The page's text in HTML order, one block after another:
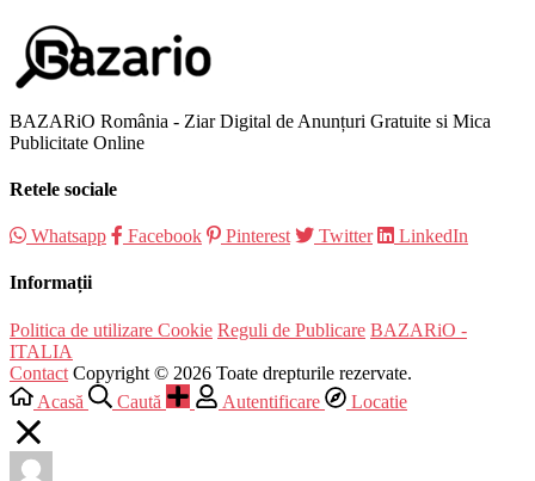
BAZARiO România - Ziar Digital de Anunțuri Gratuite si Mica
Publicitate Online
Retele sociale
Whatsapp Facebook Pinterest Twitter LinkedIn
Informații
Politica de utilizare Cookie Reguli de Publicare BAZARiO -
ITALIA
Contact Copyright © 2026 Toate drepturile rezervate.
Acasă
Caută Autentificare Locatie